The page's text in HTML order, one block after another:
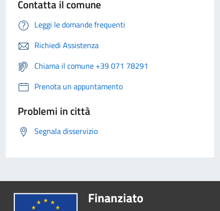
Contatta il comune
Leggi le domande frequenti
Richiedi Assistenza
Chiama il comune +39 071 78291
Prenota un appuntamento
Problemi in città
Segnala disservizio